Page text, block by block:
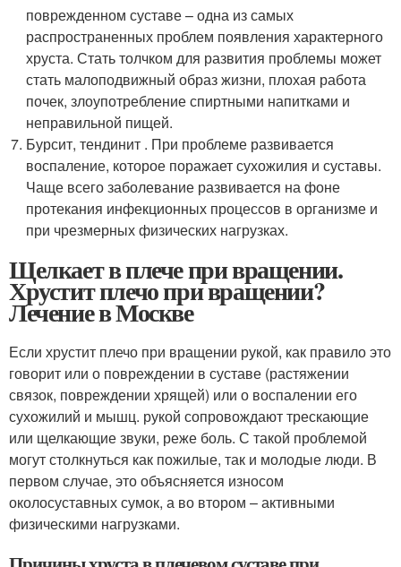
поврежденном суставе – одна из самых
распространенных проблем появления характерного
хруста. Стать толчком для развития проблемы может
стать малоподвижный образ жизни, плохая работа
почек, злоупотребление спиртными напитками и
неправильной пищей.
Бурсит, тендинит . При проблеме развивается
воспаление, которое поражает сухожилия и суставы.
Чаще всего заболевание развивается на фоне
протекания инфекционных процессов в организме и
при чрезмерных физических нагрузках.
Щелкает в плече при вращении.
Хрустит плечо при вращении?
Лечение в Москве
Если хрустит плечо при вращении рукой, как правило это
говорит или о повреждении в суставе (растяжении
связок, повреждении хрящей) или о воспалении его
сухожилий и мышц. рукой сопровождают трескающие
или щелкающие звуки, реже боль. С такой проблемой
могут столкнуться как пожилые, так и молодые люди. В
первом случае, это объясняется износом
околосуставных сумок, а во втором – активными
физическими нагрузками.